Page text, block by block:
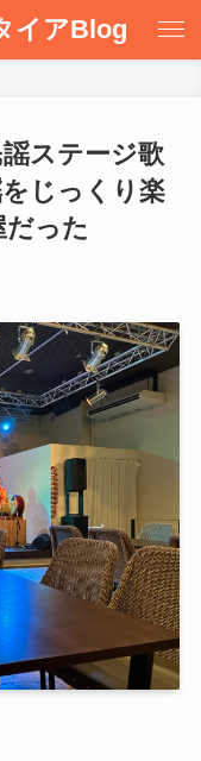
イアBlog
謡ステージ歌
じっくり楽
った